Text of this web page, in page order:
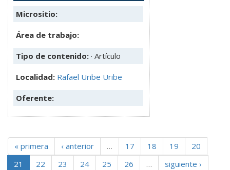
Micrositio:
Área de trabajo:
Tipo de contenido: · Artículo
Localidad: Rafael Uribe Uribe
Oferente:
« primera ‹ anterior … 17 18 19
20
21
22 23 24 25 26 …
siguiente ›